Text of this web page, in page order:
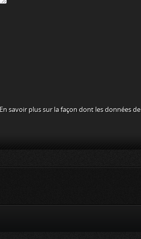
En savoir plus sur la façon dont les données de